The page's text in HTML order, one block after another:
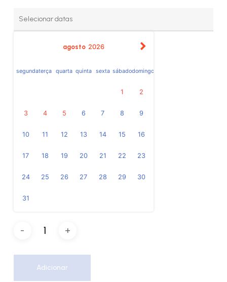
agosto 2026
segundaterça quarta quinta sexta sábadodomingo
1 2
3 4 5 6 7 8 9
10 11 12 13 14 15 16
17 18 19 20 21 22 23
24 25 26 27 28 29 30
31
Adicionar